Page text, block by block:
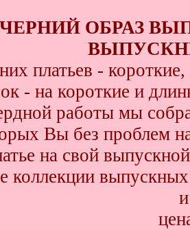
ОБРАЗ
платьев -
- на короткие и
работы мы
Вы без проблем
на свой
коллекции